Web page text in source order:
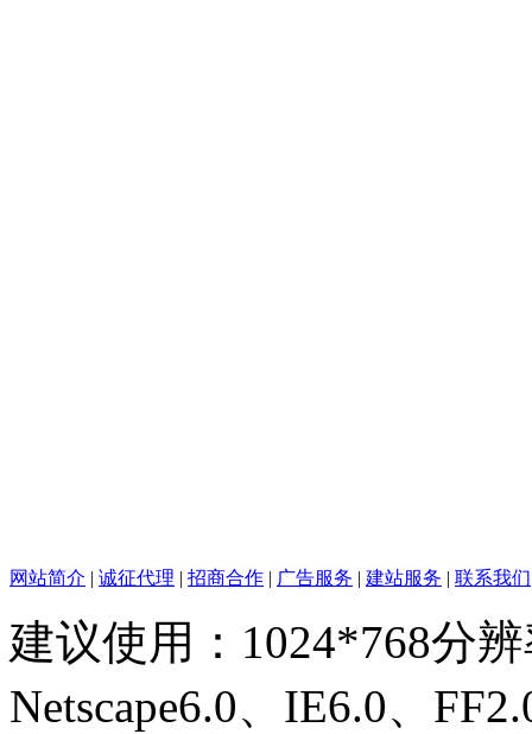
网站简介 | 诚征代理 | 招商合作 | 广告服务 | 建站服务 | 联系我们
建议使用：1024*768分
Netscape6.0、IE6.0、